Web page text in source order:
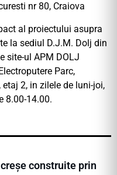
nr 80, Craiova
al proiectului asupra
la sediul D.J.M. Dolj din
site-ul APM DOLJ
Parc,
2, in zilele de luni-joi,
8.00-14.00.
construite prin